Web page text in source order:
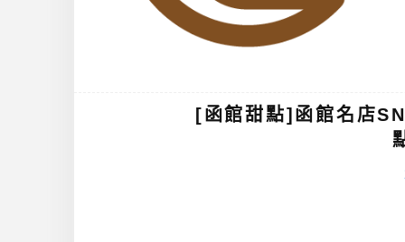
[函館甜點]函館名店